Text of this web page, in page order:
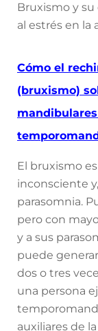
Bruxismo y
al estrés en
Cómo el
(bruxismo)
El bruxismo
inconsciente
parasomnia.
pero con
y a sus
puede
dos o tres
una persona
auxiliares de